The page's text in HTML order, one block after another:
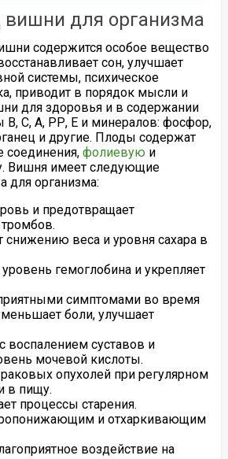
вишни для организма
содержится особое вещество
сон, улучшает
системы, психическое
приводит в порядок мысли и
для здоровья и в содержании
В, С, А, РР, Е и минералов: фосфор,
и другие. Плоды содержат
соединения, фолиевуюи
Вишня имеет следующие
для организма:
и предотвращает
снижению веса и уровня сахара в
гемоглобина и укрепляет
симптомами во время
боли, улучшает
воспалением суставов и
мочевой кислоты.
опухолей при регулярном
в пищу.
процессы старения.
и отхаркивающим
воздействие на